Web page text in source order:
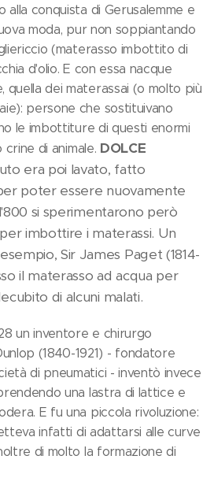
alla conquista di Gerusalemme e
moda, pur non soppiantando
(materasso imbottito di
d'olio. E con essa nacque
quella dei materassai (o molto più
persone che sostituivano
le imbottiture di questi enormi
di animale. DOLCE
era poi lavato, fatto
poter essere nuovamente
si sperimentarono però
imbottire i materassi. Un
Sir James Paget (1814-
il materasso ad acqua per
di alcuni malati.
un inventore e chirurgo
(1840-1921) - fondatore
di pneumatici - inventò invece
una lastra di lattice e
E fu una piccola rivoluzione:
infatti di adattarsi alle curve
di molto la formazione di